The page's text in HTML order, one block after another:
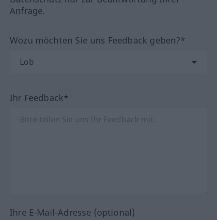
Anfrage.
Wozu möchten Sie uns Feedback geben?*
Ihr Feedback*
Ihre E-Mail-Adresse (optional)